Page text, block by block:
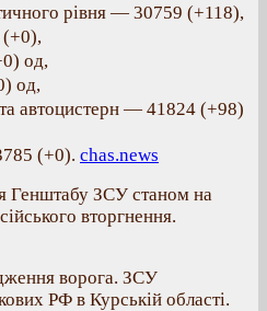
рівня — 30759 (+118),
(+0),
од,
од,
та автоцистерн — 41824 (+98)
(+0). chas.news
Генштабу ЗСУ станом на
вторгнення.
ворога. ЗСУ
РФ в Курській області.